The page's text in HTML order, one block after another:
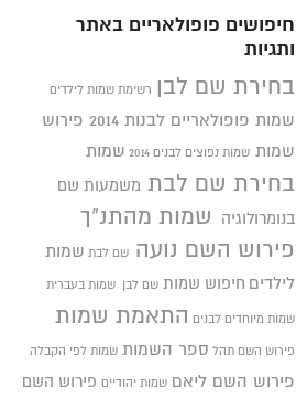
חיפושים פופולאריים באתר
ותגיות
בחירת שם לבן רשימת שמות לילדים
שמות פופולאריים לבנות 2014 פירוש
שמות שמות נפוצים לבנים 2014 שמות
בחירת שם לבת משמעות שם
בנומרולוגיה
שמות מהתנ"ך
פירוש השם נועה
שם לבת שמות
לילדים חיפוש שמות שם לבן שמות בעברית
שמות מיוחדים לבנים התאמת שמות
פירוש השם תהל ספר השמות שמות לפי הקבלה
פירוש השם ליאם שמות יהודיים פירוש השם